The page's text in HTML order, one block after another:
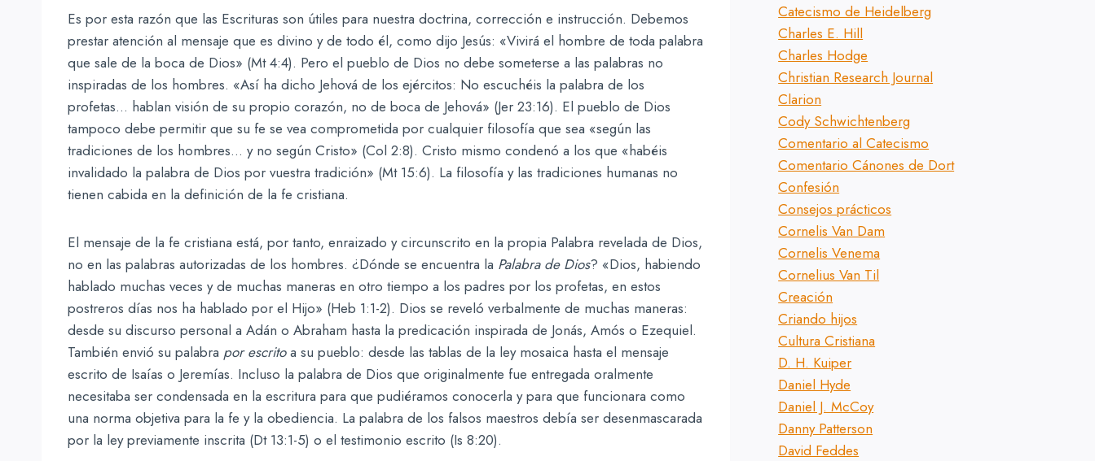
Es por esta razón que las Escrituras son útiles para nuestra doctrina, corrección e instrucción. Debemos
prestar atención al mensaje que es divino y de todo él, como dijo Jesús: «Vivirá el hombre de toda palabra
que sale de la boca de Dios» (Mt 4:4). Pero el pueblo de Dios no debe someterse a las palabras no
inspiradas de los hombres. «Así ha dicho Jehová de los ejércitos: No escuchéis la palabra de los
profetas… hablan visión de su propio corazón, no de boca de Jehová» (Jer 23:16). El pueblo de Dios
tampoco debe permitir que su fe se vea comprometida por cualquier filosofía que sea «según las
tradiciones de los hombres… y no según Cristo» (Col 2:8). Cristo mismo condenó a los que «habéis
invalidado la palabra de Dios por vuestra tradición» (Mt 15:6). La filosofía y las tradiciones humanas no
tienen cabida en la definición de la fe cristiana.
El mensaje de la fe cristiana está, por tanto, enraizado y circunscrito en la propia Palabra revelada de Dios,
no en las palabras autorizadas de los hombres. ¿Dónde se encuentra la Palabra de Dios? «Dios, habiendo
hablado muchas veces y de muchas maneras en otro tiempo a los padres por los profetas, en estos
postreros días nos ha hablado por el Hijo» (Heb 1:1-2). Dios se reveló verbalmente de muchas maneras:
desde su discurso personal a Adán o Abraham hasta la predicación inspirada de Jonás, Amós o Ezequiel.
También envió su palabra por escritoa su pueblo: desde las tablas de la ley mosaica hasta el mensaje
escrito de Isaías o Jeremías. Incluso la palabra de Dios que originalmente fue entregada oralmente
necesitaba ser condensada en la escritura para que pudiéramos conocerla y para que funcionara como
una norma objetiva para la fe y la obediencia. La palabra de los falsos maestros debía ser desenmascarada
por la ley previamente inscrita (Dt 13:1-5) o el testimonio escrito (Is 8:20).
Catecismo de Heidelberg
Charles E. Hill
Charles Hodge
Christian Research Journal
Clarion
Cody Schwichtenberg
Comentario al Catecismo
Comentario Cánones de Dort
Confesión
Consejos prácticos
Cornelis Van Dam
Cornelis Venema
Cornelius Van Til
Creación
Criando hijos
Cultura Cristiana
D. H. Kuiper
Daniel Hyde
Daniel J. McCoy
Danny Patterson
David Feddes